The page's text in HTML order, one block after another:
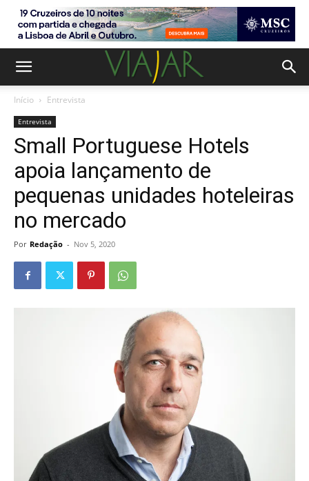
Início Entrevista
Entrevista
Small Portuguese Hotels
apoia lançamento de
pequenas unidades hoteleiras
no mercado
Por Redação - Nov 5, 2020